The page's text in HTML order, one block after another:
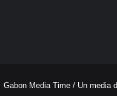
Gabon Media Time / Un media